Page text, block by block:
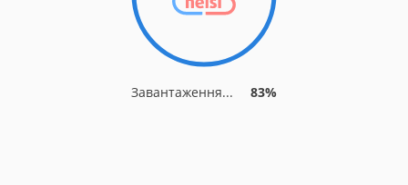
Завантаження... 86%